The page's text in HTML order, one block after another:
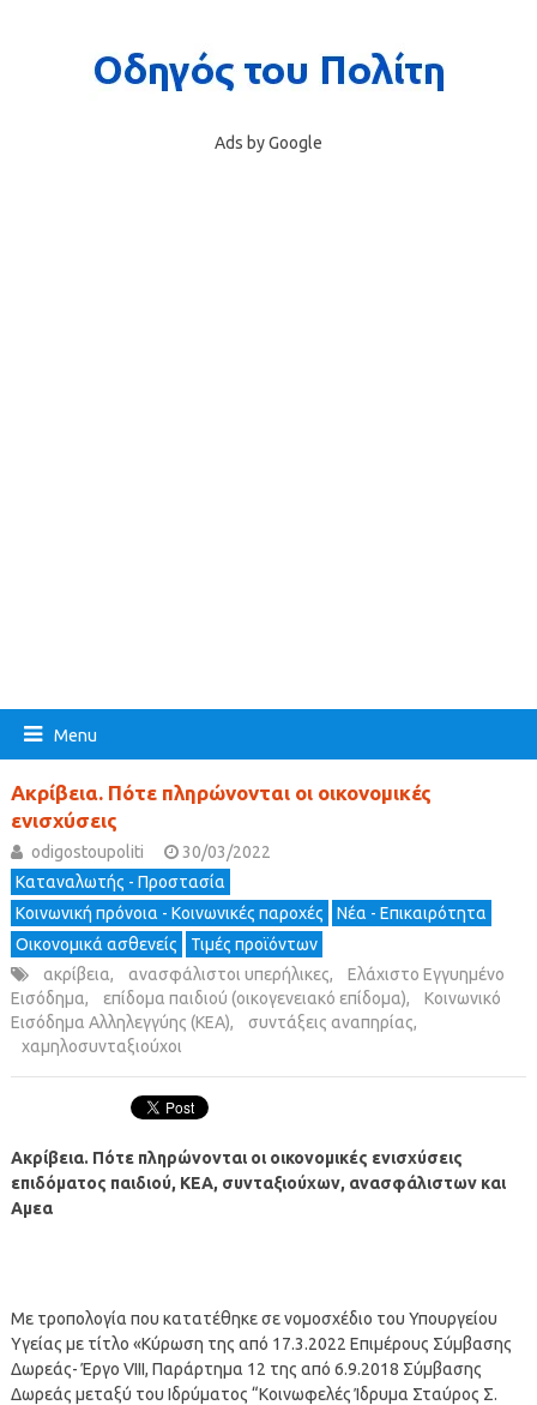
Ads by Google
Menu
Ακρίβεια. Πότε πληρώνονται οι οικονομικές
ενισχύσεις
odigostoupoliti
30/03/2022
Καταναλωτής - Προστασία
Κοινωνική πρόνοια - Κοινωνικές παροχές
Νέα - Επικαιρότητα
Οικονομικά ασθενείς
Τιμές προϊόντων
ακρίβεια, ανασφάλιστοι υπερήλικες,
Ελάχιστο Εγγυημένο
Εισόδημα, επίδομα παιδιού (οικογενειακό επίδομα),
Κοινωνικό
Εισόδημα Αλληλεγγύης (ΚΕΑ), συντάξεις αναπηρίας,
χαμηλοσυνταξιούχοι
Ακρίβεια. Πότε πληρώνονται οι οικονομικές ενισχύσεις
επιδόματος παιδιού, ΚΕΑ, συνταξιούχων, ανασφάλιστων και
Αμεα
Με τροπολογία που κατατέθηκε σε νομοσχέδιο του Υπουργείου
Υγείας με τίτλο «Κύρωση της από 17.3.2022 Επιμέρους Σύμβασης
Δωρεάς- Έργο VΙΙΙ, Παράρτημα 12 της από 6.9.2018 Σύμβασης
Δωρεάς μεταξύ του Ιδρύματος “Κοινωφελές Ίδρυμα Σταύρος Σ.